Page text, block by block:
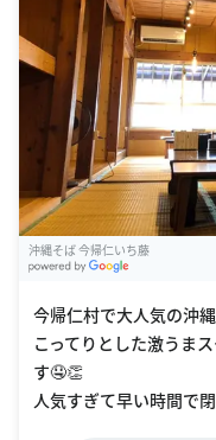
沖縄そば 今帰仁いち藤
今帰仁村で大人気の沖縄
こってりとした激うま
す🤤👏
人気すぎて早い時間で